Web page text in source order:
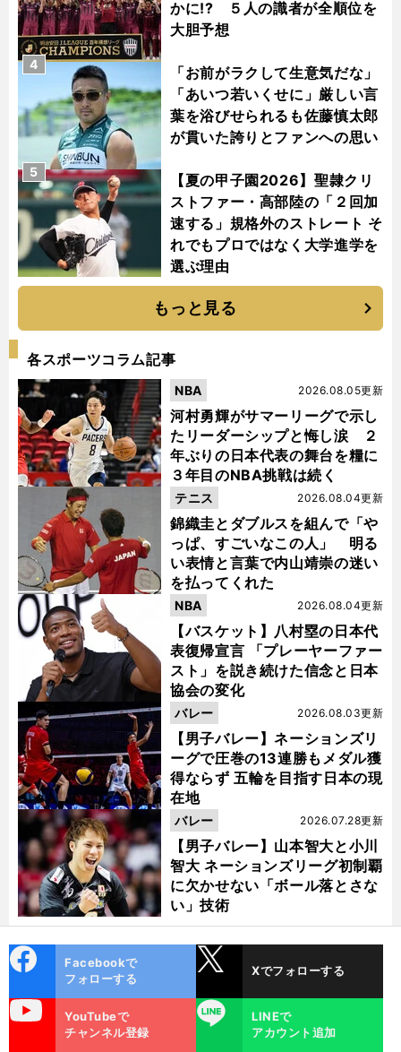
かに!? ５人の識者が全順位を
大胆予想
「お前がラクして生意気だな」
「あいつ若いくせに」厳しい言
葉を浴びせられるも佐藤慎太郎
が貫いた誇りとファンへの思い
4
【夏の甲子園2026】聖隷クリ
ストファー・高部陸の「２回加
速する」規格外のストレート そ
れでもプロではなく大学進学を
選ぶ理由
5
もっと見る
各スポーツコラム記事
河村勇輝がサマーリーグで示し
たリーダーシップと悔し涙 ２
年ぶりの日本代表の舞台を糧に
３年目のNBA挑戦は続く
2026.08.05更新
NBA
錦織圭とダブルスを組んで「や
っぱ、すごいなこの人」 明る
い表情と言葉で内山靖崇の迷い
を払ってくれた
2026.08.04更新
テニス
【バスケット】八村塁の日本代
表復帰宣言 「プレーヤーファー
スト」を説き続けた信念と日本
協会の変化
2026.08.04更新
NBA
【男子バレー】ネーションズリ
ーグで圧巻の13連勝もメダル獲
得ならず 五輪を目指す日本の現
在地
2026.08.03更新
バレー
【男子バレー】山本智大と小川
智大 ネーションズリーグ初制覇
に欠かせない「ボール落とさな
い」技術
2026.07.28更新
バレー
ok
Facebookで
フォローする
Xでフォローする
YouTubeで
チャンネル登録
LINE
LINEで
アカウント追加